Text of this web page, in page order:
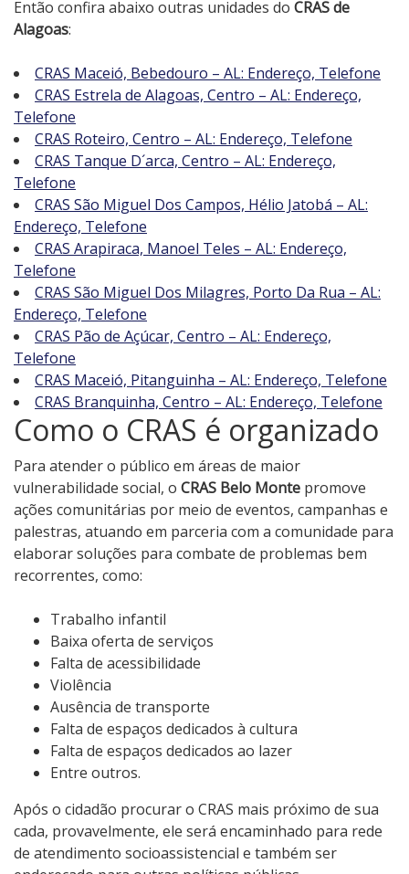
Então confira abaixo outras unidades do CRAS de
Alagoas:
CRAS Maceió, Bebedouro – AL: Endereço, Telefone
CRAS Estrela de Alagoas, Centro – AL: Endereço,
Telefone
CRAS Roteiro, Centro – AL: Endereço, Telefone
CRAS Tanque D´arca, Centro – AL: Endereço,
Telefone
CRAS São Miguel Dos Campos, Hélio Jatobá – AL:
Endereço, Telefone
CRAS Arapiraca, Manoel Teles – AL: Endereço,
Telefone
CRAS São Miguel Dos Milagres, Porto Da Rua – AL:
Endereço, Telefone
CRAS Pão de Açúcar, Centro – AL: Endereço,
Telefone
CRAS Maceió, Pitanguinha – AL: Endereço, Telefone
CRAS Branquinha, Centro – AL: Endereço, Telefone
Como o CRAS é organizado
Para atender o público em áreas de maior
vulnerabilidade social, o CRAS Belo Monte promove
ações comunitárias por meio de eventos, campanhas e
palestras, atuando em parceria com a comunidade para
elaborar soluções para combate de problemas bem
recorrentes, como:
Trabalho infantil
Baixa oferta de serviços
Falta de acessibilidade
Violência
Ausência de transporte
Falta de espaços dedicados à cultura
Falta de espaços dedicados ao lazer
Entre outros.
Após o cidadão procurar o CRAS mais próximo de sua
cada, provavelmente, ele será encaminhado para rede
de atendimento socioassistencial e também ser